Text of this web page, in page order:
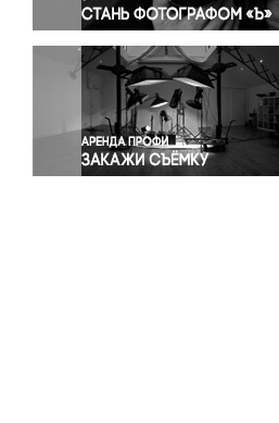
Религия
Светская жизнь
Спорт
Экология
Экономика и бизнес